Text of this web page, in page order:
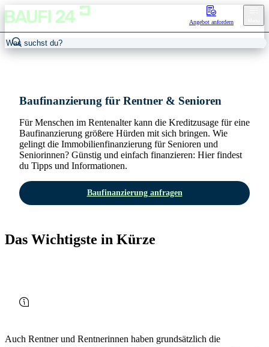
Angebot anfordern
Baufinanzierung für Rentner & Senioren
Für Menschen im Rentenalter kann die Kreditzusage für eine
Baufinanzierung größere Hürden mit sich bringen. Wie
gelingt die Immobilienfinanzierung für Senioren und
Seniorinnen? Günstig und einfach finanzieren: Hier findest
du Tipps und Informationen.
Baufinanzierung anfragen
Das Wichtigste in Kürze
Auch Rentner und Rentnerinnen haben grundsätzlich die